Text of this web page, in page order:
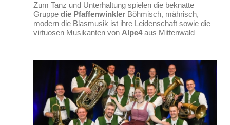
Zum Tanz und Unterhaltung spielen die beknatte
Gruppe die Pfaffenwinkler Böhmisch, mährisch,
modern die Blasmusik ist ihre Leidenschaft sowie die
virtuosen Musikanten von Alpe4aus Mittenwald